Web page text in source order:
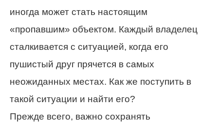
иногда может стать настоящим
«пропавшим» объектом. Каждый владелец
сталкивается с ситуацией, когда его
пушистый друг прячется в самых
неожиданных местах. Как же поступить в
такой ситуации и найти его?
Прежде всего, важно сохранять